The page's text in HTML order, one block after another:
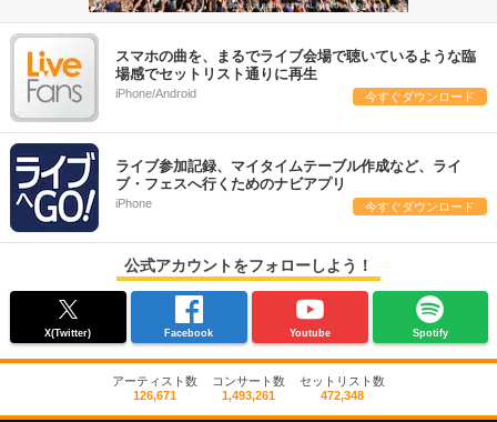
スマホの曲を、まるでライブ会場で聴いているような臨
場感でセットリスト通りに再生
iPhone/Android 今すぐダウンロード
ライブ参加記録、マイタイムテーブル作成など、ライ
ブ・フェスへ行くためのナビアプリ
iPhone 今すぐダウンロード
公式アカウントをフォローしよう！
X(Twitter) Facebook Youtube Spotify
アーティスト数
126,671
コンサート数
1,493,261
セットリスト数
472,348